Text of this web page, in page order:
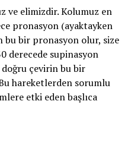
ve elimizdir. Kolumuz en
pronasyon (ayaktayken
bu bir pronasyon olur, size
derecede supinasyon
doğru çevirin bu bir
hareketlerden sorumlu
etki eden başlıca